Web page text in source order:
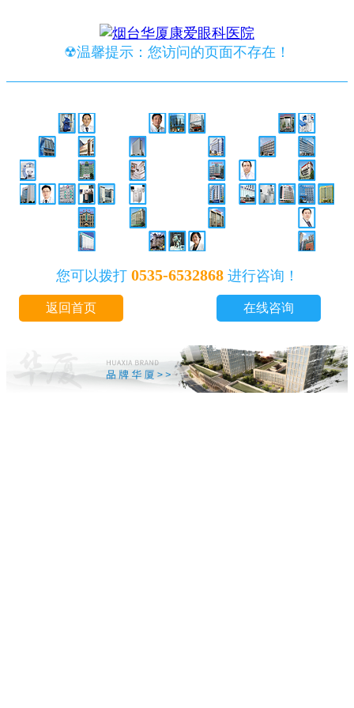
☢温馨提示：您访问的页面不存在！
您可以拨打 0535-6532868进行咨询！
返回首页 在线咨询